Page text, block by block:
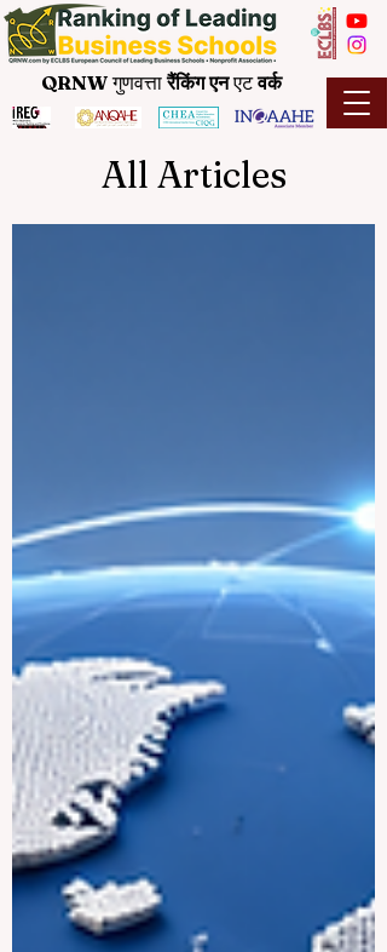
QRNWगुणवत्तारैंकिंग एनएटवर्क
All Articles